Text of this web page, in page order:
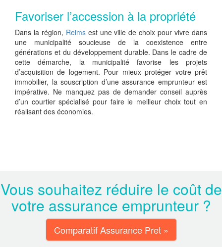
Favoriser l’accession à la propriété
Dans la région, Reims est une ville de choix pour vivre dans
une municipalité soucieuse de la coexistence entre
générations et du développement durable. Dans le cadre de
cette démarche, la municipalité favorise les projets
d’acquisition de logement. Pour mieux protéger votre prêt
immobilier, la souscription d’une assurance emprunteur est
impérative. Ne manquez pas de demander conseil auprès
d’un courtier spécialisé pour faire le meilleur choix tout en
réalisant des économies.
Vous souhaitez réduire le coût de
votre assurance emprunteur ?
Comparatif Assurance Pret »